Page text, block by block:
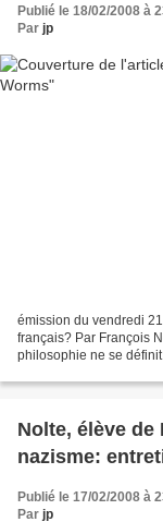
Publié le 18/02/2008 à
Par jp
émission du vendredi
français? Par François
philosophie ne se
Nolte, élève
nazisme:
Publié le 17/02/2008 à
Par jp